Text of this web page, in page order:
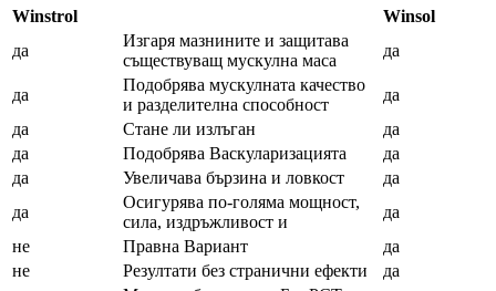
Winstrol
Winsol
да
Изгаря мазнините и защитава
съществуващ мускулна маса
да
да
Подобрява мускулната качество
и разделителна способност
да
да
Стане ли излъган
да
да
Подобрява Васкуларизацията
да
да
Увеличава бързина и ловкост
да
да
Осигурява по-голяма мощност,
сила, издръжливост и
да
не
Правна Вариант
да
не
Резултати без странични ефекти
да